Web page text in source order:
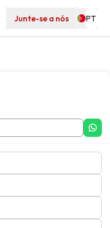
Junte-se a nós